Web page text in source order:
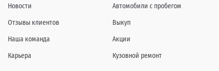
Новости
Отзывы клиентов
Наша команда
Карьера
Автомобили с пробегом
Выкуп
Акции
Кузовной ремонт